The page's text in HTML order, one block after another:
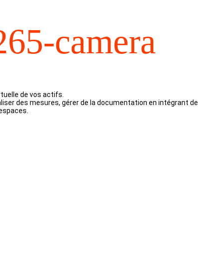
camera
de vos actifs.
des mesures, gérer de la documentation en intégrant